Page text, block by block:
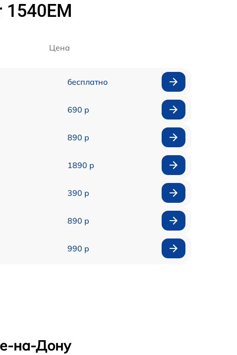
Цена
бесплатно
690 р
890 р
1890 р
390 р
890 р
990 р
на-Дону